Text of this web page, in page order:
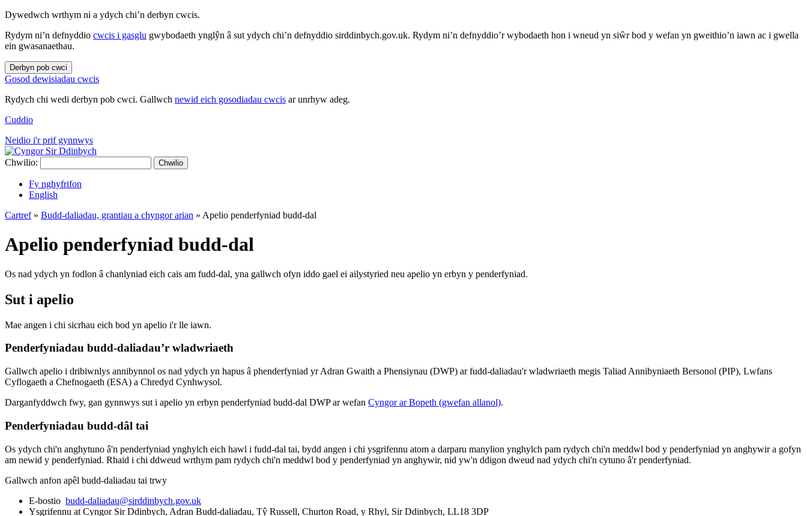
Dywedwch wrthym ni a ydych chi’n derbyn cwcis.
Rydym ni’n defnyddio cwcis i gasglu gwybodaeth ynglŷn â sut ydych chi’n defnyddio sirddinbych.gov.uk. Rydym ni’n defnyddio’r wybodaeth hon i wneud yn siŵr bod y wefan yn gweithio’n iawn ac i gwella
ein gwasanaethau.
Derbyn pob cwci
Gosod dewisiadau cwcis
Rydych chi wedi derbyn pob cwci. Gallwch newid eich gosodiadau cwcis ar unrhyw adeg.
Cuddio
Neidio i'r prif gynnwys
Chwilio: Chwilio
Fy nghyfrifon
English
Cartref» Budd-daliadau, grantiau a chyngor arian » Apelio penderfyniad budd-dal
Apelio penderfyniad budd-dal
Os nad ydych yn fodlon â chanlyniad eich cais am fudd-dal, yna gallwch ofyn iddo gael ei ailystyried neu apelio yn erbyn y penderfyniad.
Sut i apelio
Mae angen i chi sicrhau eich bod yn apelio i'r lle iawn.
Penderfyniadau budd-daliadau’r wladwriaeth
Gallwch apelio i dribiwnlys annibynnol os nad ydych yn hapus â phenderfyniad yr Adran Gwaith a Phensiynau (DWP) ar fudd-daliadau'r wladwriaeth megis Taliad Annibyniaeth Bersonol (PIP), Lwfans
Cyflogaeth a Chefnogaeth (ESA) a Chredyd Cynhwysol.
Darganfyddwch fwy, gan gynnwys sut i apelio yn erbyn penderfyniad budd-dal DWP ar wefan Cyngor ar Bopeth (gwefan allanol).
Penderfyniadau budd-dâl tai
Os ydych chi'n anghytuno â'n penderfyniad ynghylch eich hawl i fudd-dal tai, bydd angen i chi ysgrifennu atom a darparu manylion ynghylch pam rydych chi'n meddwl bod y penderfyniad yn anghywir a gofyn
am newid y penderfyniad. Rhaid i chi ddweud wrthym pam rydych chi'n meddwl bod y penderfyniad yn anghywir, nid yw'n ddigon dweud nad ydych chi'n cytuno â'r penderfyniad.
Gallwch anfon apêl budd-daliadau tai trwy
E-bostio budd-daliadau@sirddinbych.gov.uk
Ysgrifennu at Cyngor Sir Ddinbych, Adran Budd-daliadau, Tŷ Russell, Churton Road, y Rhyl, Sir Ddinbych, LL18 3DP